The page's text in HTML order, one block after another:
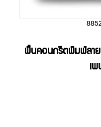
พื้นคอนกรีตพิมพ์ลาย
เ